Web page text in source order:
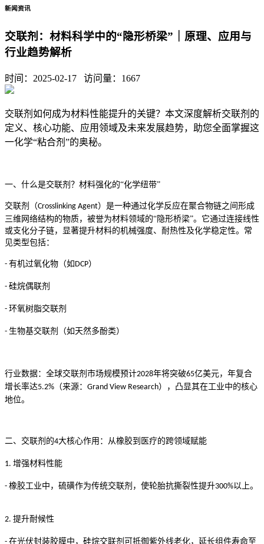
新闻资讯
交联剂：材料科学中的“隐形桥梁”｜原理、应用与
行业趋势解析
时间：2025-02-17 访问量： 1667
交联剂如何成为材料性能提升的关键？本文深度解析交联剂的
定义、核心功能、应用领域及未来发展趋势，助您全面掌握这
一化学“粘合剂”的奥秘。
一、什么是交联剂？材料强化的“化学纽带”
交联剂（Crosslinking Agent）是一种通过化学反应在聚合物链之间形成
三维网络结构的物质，被誉为材料领域的“隐形桥梁”。它通过连接线性
或支化分子链，显著提升材料的机械强度、耐热性及化学稳定性。常
见类型包括：
- 有机过氧化物（如 DCP）
- 硅烷偶联剂
- 环氧树脂交联剂
- 生物基交联剂（如天然多酚类）
行业数据：全球交联剂市场规模预计2028年将突破65亿美元，年复合
增长率达5.2% （来源： Grand View Research），凸显其在工业中的核心
地位。
二、交联剂的4大核心作用：从橡胶到医疗的跨领域赋能
1. 增强材料性能
- 橡胶工业中，硫磺作为传统交联剂，使轮胎抗撕裂性提升300%以上。
2. 提升耐候性
- 在光伏封装胶膜中，硅烷交联剂可抵御紫外线老化，延长组件寿命至